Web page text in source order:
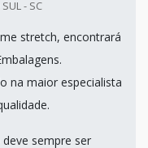
- SC
stretch, encontrará
na maior especialista
sempre ser